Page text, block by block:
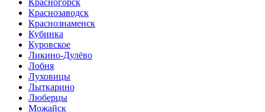
Красногорск
Краснозаводск
Краснознаменск
Кубинка
Куровское
Ликино-Дулёво
Лобня
Луховицы
Лыткарино
Люберцы
Можайск